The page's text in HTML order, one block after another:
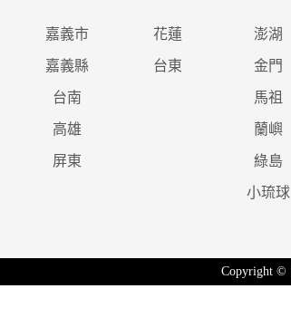
嘉義市 花蓮 澎湖
嘉義縣 台東 金門
台南 馬祖
高雄 蘭嶼
屏東 綠島
小琉球
Copyright ©